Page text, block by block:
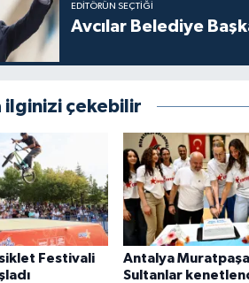
EDITÖRÜN SEÇTIĞI
Avcılar Belediye
ilginizi çekebilir
Festivali
Antalya
Sultanlar